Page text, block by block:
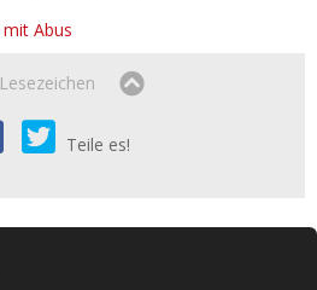
Lesezeichen
Teile es!